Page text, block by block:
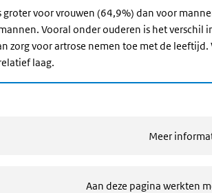
voor vrouwen (64,9%) dan voor
Vooral onder ouderen is het verschil
zorg voor artrose nemen toe met de leeftijd.
laag.
Meer
Aan deze pagina werkten